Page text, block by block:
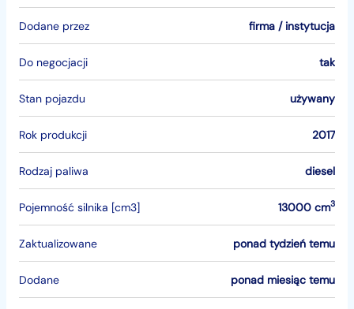
Dodane przez firma / instytucja
Do negocjacji tak
Stan pojazdu używany
Rok produkcji 2017
Rodzaj paliwa diesel
Pojemność silnika [cm3] 13000 cm3
Zaktualizowane ponad tydzień temu
Dodane ponad miesiąc temu